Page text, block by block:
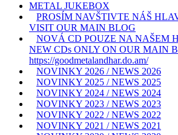
METAL JUKEBOX
PROSÍM NAVŠTIVTE NÁŠ
VISIT OUR MAIN BLOG
NOVÁ CD POUZE NA NAŠEM
NEW CDs ONLY ON OUR MAIN
https://goodmetalandhar.do.am/
NOVINKY 2026 / NEWS 2026
NOVINKY 2025 / NEWS 2025
NOVINKY 2024 / NEWS 2024
NOVINKY 2023 / NEWS 2023
NOVINKY 2022 / NEWS 2022
NOVINKY 2021 / NEWS 2021